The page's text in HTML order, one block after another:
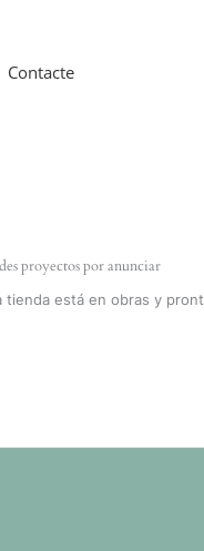
Contacte
proyectos por anunciar
está en obras y